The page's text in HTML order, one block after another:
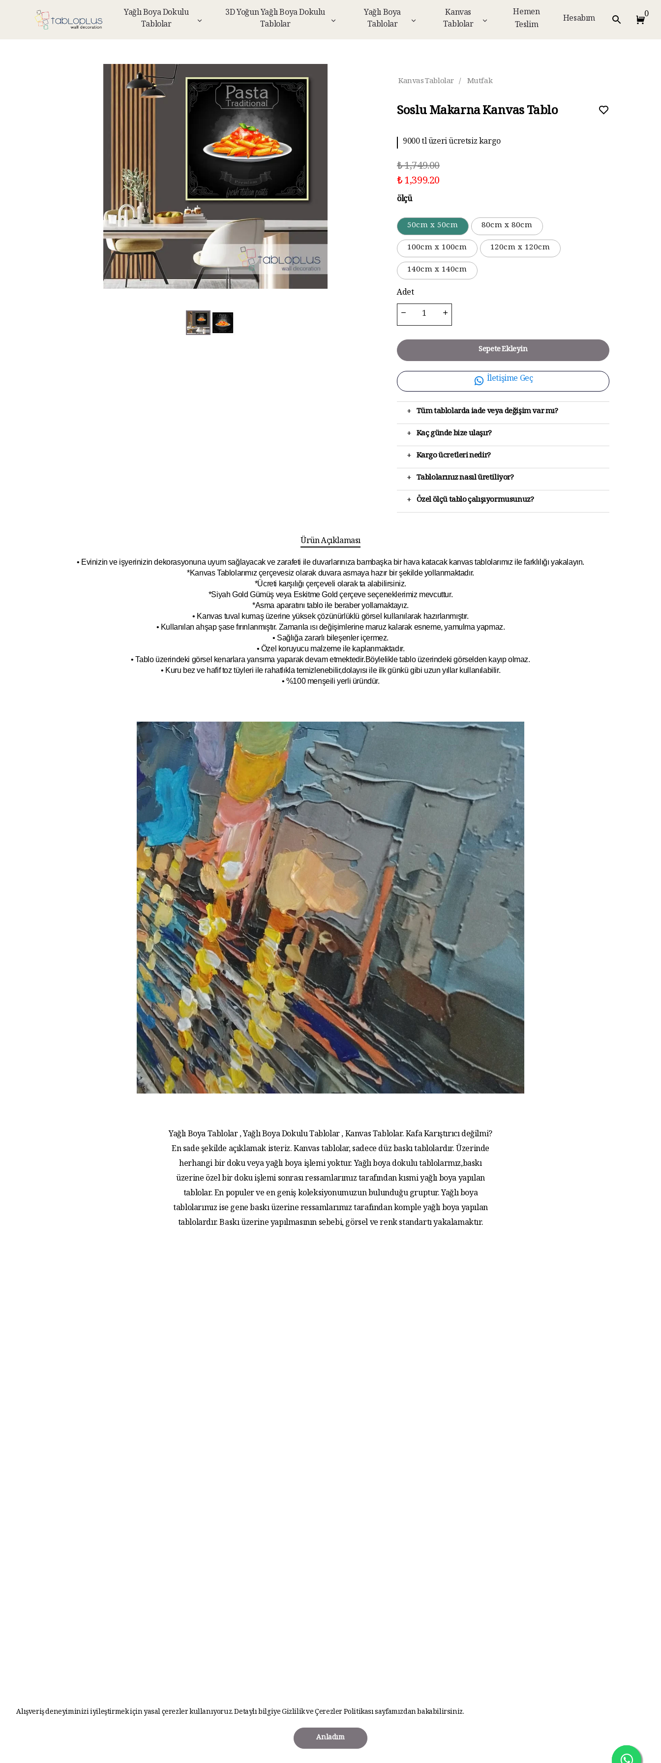
Yağlı Boya Dokulu
Tablolar
3D Yoğun Yağlı Boya Dokulu
Tablolar
Yağlı Boya
Tablolar
Kanvas
Tablolar
Hemen
Teslim
Hesabım 0
Alışveriş deneyiminizi iyileştirmek için yasal çerezler kullanıyoruz. Detaylı bilgiyeGizlilik ve Çerezler Politikasısayfamızdan bakabilirsiniz.
Anladım
Kanvas Tablolar / Mutfak
Soslu Makarna Kanvas Tablo
9000 tl üzeri ücretsiz kargo
₺ 1,749.00
₺ 1,399.20
ölçü
50cm x 50cm
80cm x 80cm
100cm x 100cm
120cm x 120cm
140cm x 140cm
Adet
Sepete Ekleyin
İletişime Geç
+ Tüm tablolarda iade veya değişim var mı?
+ Kaç günde bize ulaşır?
+ Kargo ücretleri nedir?
+ Tablolarınız nasıl üretiliyor?
+ Özel ölçü tablo çalışıyormusunuz?
Ürün Açıklaması
• Evinizin ve işyerinizin dekorasyonuna uyum sağlayacak ve zarafeti ile duvarlarınıza bambaşka bir hava katacak kanvas tablolarımız ile farklılığı yakalayın.
*Kanvas Tablolarımız çerçevesiz olarak duvara asmaya hazır bir şekilde yollanmaktadır.
*Ücreti karşılığı çerçeveli olarak ta alabilirsiniz.
*Siyah Gold Gümüş veya Eskitme Gold çerçeve seçeneklerimiz mevcuttur.
*Asma aparatını tablo ile beraber yollamaktayız.
• Kanvas tuval kumaş üzerine yüksek çözünürlüklü görsel kullanılarak hazırlanmıştır.
• Kullanılan ahşap şase fırınlanmıştır. Zamanla ısı değişimlerine maruz kalarak esneme, yamulma yapmaz.
• Sağlığa zararlı bileşenler içermez.
• Özel koruyucu malzeme ile kaplanmaktadır.
• Tablo üzerindeki görsel kenarlara yansıma yaparak devam etmektedir.Böylelikle tablo üzerindeki görselden kayıp olmaz.
• Kuru bez ve hafif toz tüyleri ile rahatlıkla temizlenebilir,dolayısı ile ilkgünkü gibi uzun yıllar kullanılabilir.
• %100 menşeili yerli üründür.
Yağlı Boya Tablolar , Yağlı Boya Dokulu Tablolar , Kanvas Tablolar. Kafa Karıştırıcı değilmi?
En sade şekilde açıklamak isteriz. Kanvas tablolar, sadece düz baskı tablolardır. Üzerinde
herhangi bir doku veya yağlı boya işlemi yoktur. Yağlı boya dokulu tablolarmız,baskı
üzerine özel bir doku işlemi sonrası ressamlarımız tarafından kısmi yağlı boya yapılan
tablolar. En populer ve en geniş koleksiyonumuzun bulunduğu gruptur. Yağlı boya
tablolarımız ise gene baskı üzerine ressamlarımız tarafından komple yağlı boya yapılan
tablolardır. Baskı üzerine yapılmasının sebebi, görsel ve renk standartı yakalamaktır.